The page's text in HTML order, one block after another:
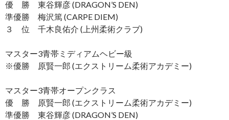
優 勝 東谷輝彦 (DRAGON’S DEN)
準優勝 梅沢篤 (CARPE DIEM)
３ 位 千木良佑介 (上州柔術クラブ)
マスター3青帯ミディアムヘビー級
※優勝 原賢一郎 (エクストリーム柔術アカデミー)
マスター3青帯オープンクラス
優 勝 原賢一郎 (エクストリーム柔術アカデミー)
準優勝 東谷輝彦 (DRAGON’S DEN)